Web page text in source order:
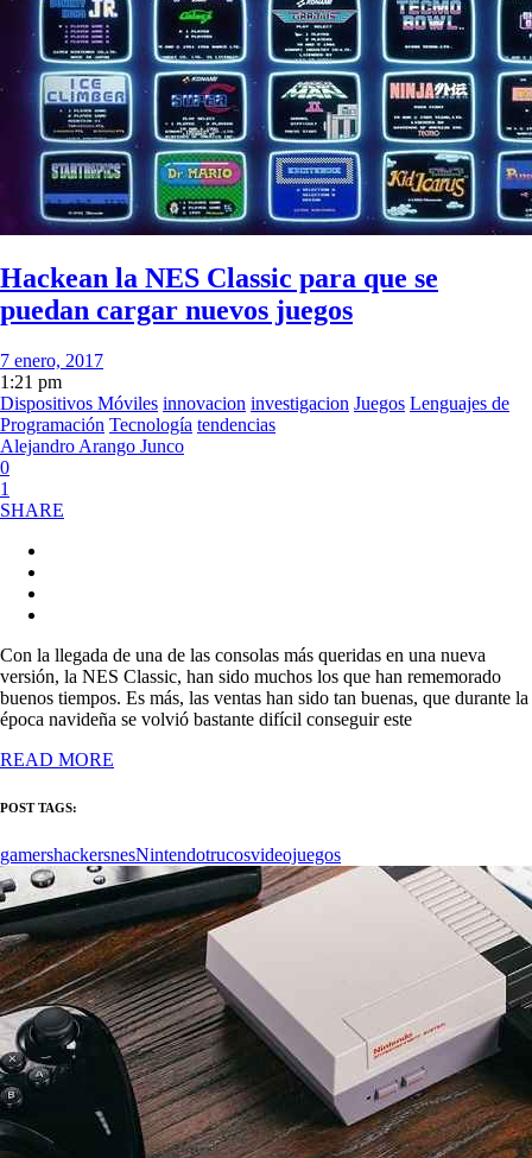
Hackean la NES Classic para que se
puedan cargar nuevos juegos
7 enero, 2017
1:21 pm
Dispositivos Móviles innovacion investigacion Juegos Lenguajes de
Programación Tecnología tendencias
Alejandro Arango Junco
0
1
SHARE
Con la llegada de una de las consolas más queridas en una nueva
versión, la NES Classic, han sido muchos los que han rememorado
buenos tiempos. Es más, las ventas han sido tan buenas, que durante la
época navideña se volvió bastante difícil conseguir este
READ MORE
POST TAGS:
gamershackersnesNintendotrucosvideojuegos